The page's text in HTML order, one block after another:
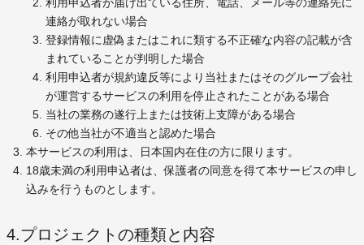
連絡が取れない場合
登録情報に虚偽またはこれに類する不正確な内容の記載が含
まれていることが判明した場合
利用申込者が規約違反等により当社またはそのグループ会社
が運営するサービスの利用を停止されたことがある場合
当社の業務の遂行上または技術上支障がある場合
その他当社が不適当と認めた場合
本サービスの利用は、日本国内在住の方に限ります。
18歳未満の利用申込者は、保護者の同意を得て本サービスの申し
込みを行うものとします。
4.プロジェクトの種類と内容